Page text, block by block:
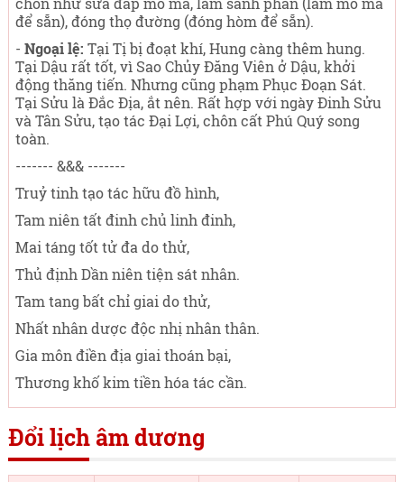
để sẵn), đóng thọ đường (đóng hòm để sẵn).
- Ngoại lệ: Tại Tị bị đoạt khí, Hung càng thêm hung.
Tại Dậu rất tốt, vì Sao Chủy Đăng Viên ở Dậu, khởi
động thăng tiến. Nhưng cũng phạm Phục Đoạn Sát.
Tại Sửu là Đắc Địa, ắt nên. Rất hợp với ngày Đinh Sửu
và Tân Sửu, tạo tác Đại Lợi, chôn cất Phú Quý song
toàn.
------- &&& -------
Truỷ tinh tạo tác hữu đồ hình,
Tam niên tất đinh chủ linh đinh,
Mai táng tốt tử đa do thử,
Thủ định Dần niên tiện sát nhân.
Tam tang bất chỉ giai do thử,
Nhất nhân dược độc nhị nhân thân.
Gia môn điền địa giai thoán bại,
Thương khố kim tiền hóa tác cần.
Đổi lịch âm dương